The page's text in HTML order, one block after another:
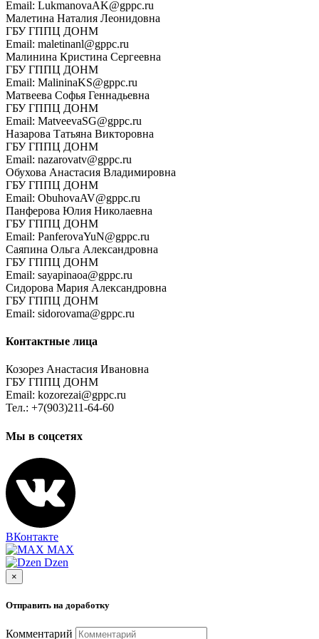
Email: LukmanovaAK@gppc.ru
Малетина Наталия Леонидовна
ГБУ ГППЦ ДОНМ
Email: maletinanl@gppc.ru
Малинина Кристина Сергеевна
ГБУ ГППЦ ДОНМ
Email: MalininaKS@gppc.ru
Матвеева Софья Геннадьевна
ГБУ ГППЦ ДОНМ
Email: MatveevaSG@gppc.ru
Назарова Татьяна Викторовна
ГБУ ГППЦ ДОНМ
Email: nazarovatv@gppc.ru
Обухова Анастасия Владимировна
ГБУ ГППЦ ДОНМ
Email: ObuhovaAV@gppc.ru
Панферова Юлия Николаевна
ГБУ ГППЦ ДОНМ
Email: PanferovaYuN@gppc.ru
Саяпина Ольга Александровна
ГБУ ГППЦ ДОНМ
Email: sayapinaoa@gppc.ru
Сидорова Мария Александровна
ГБУ ГППЦ ДОНМ
Email: sidorovama@gppc.ru
Контактные лица
Козорез Анастасия Ивановна
ГБУ ГППЦ ДОНМ
Email: kozorezai@gppc.ru
Тел.: +7(903)211-64-60
Мы в соцсетях
ВКонтакте
MAX
Dzen
×
Отправить на доработку
Комментарий